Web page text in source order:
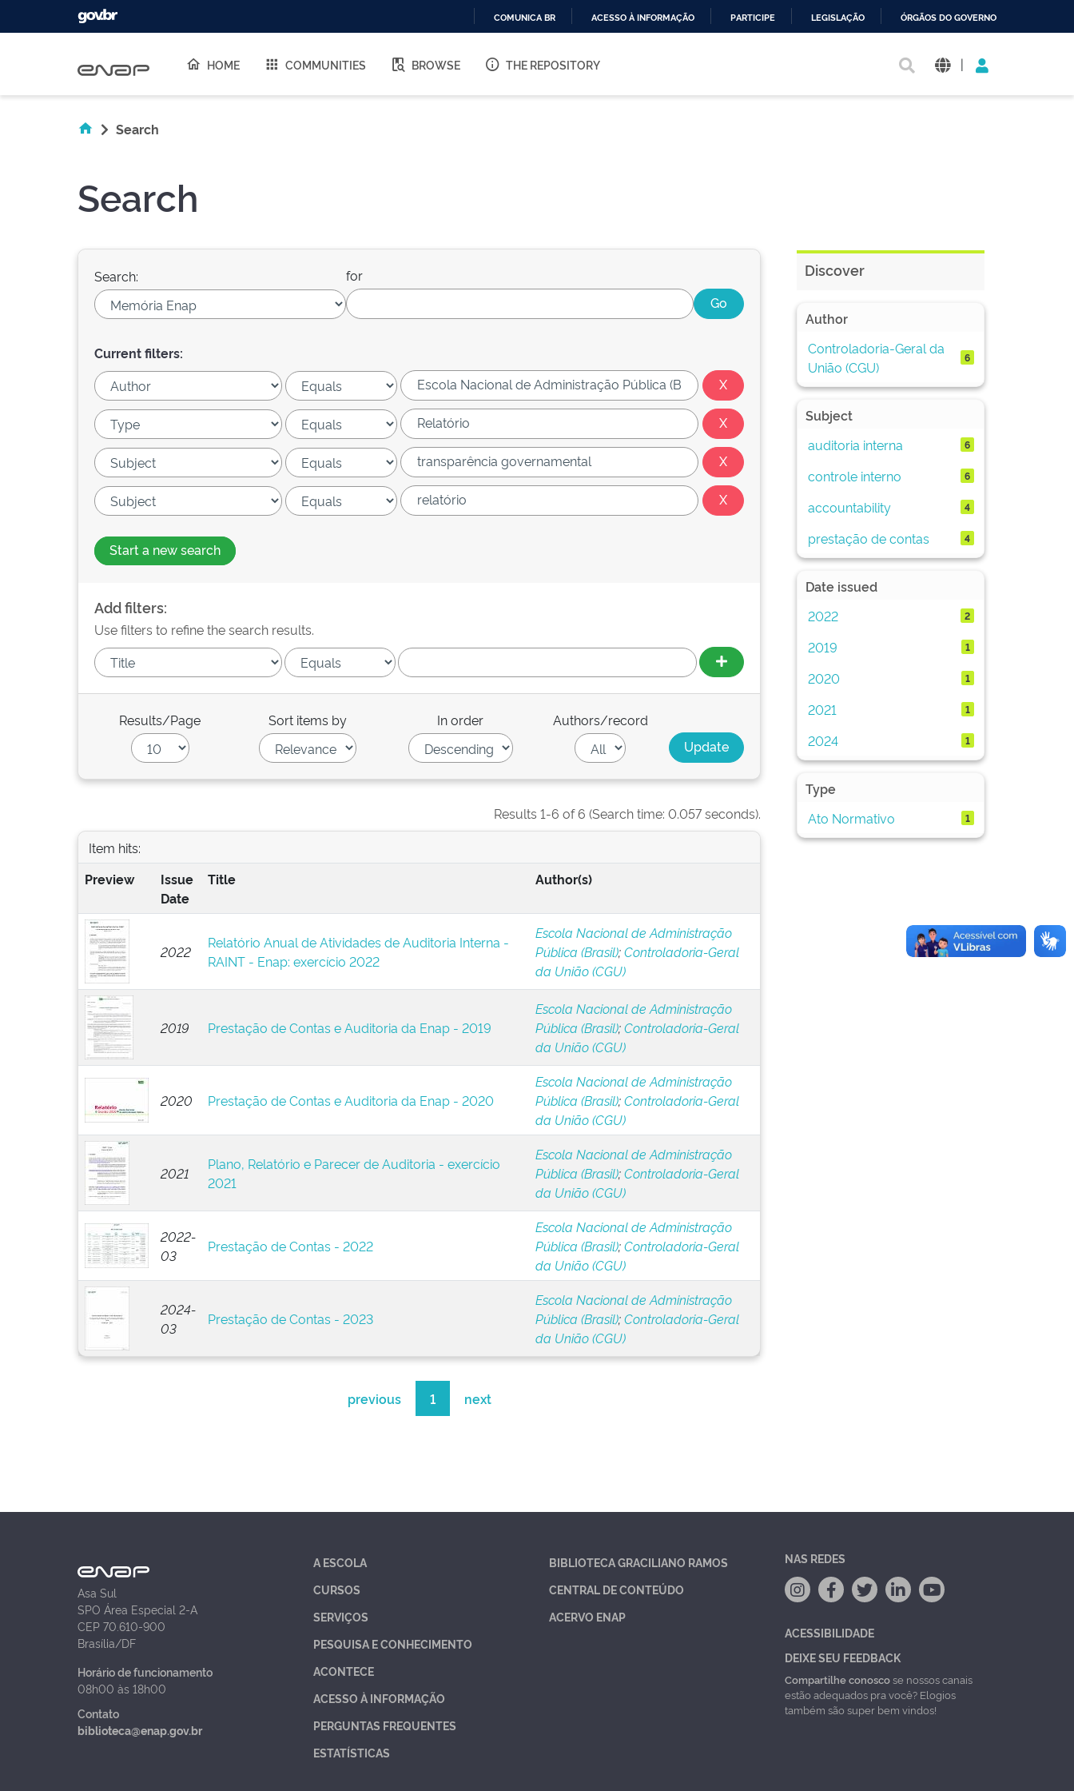
O
COMUNICA BR ACESSO À INFORMAÇÃO PARTICIPE LEGISLAÇÃO ÓRGÃOS DO GOVERNO
HOME COMMUNITIES BROWSE THE REPOSITORY |
Search
Search
Search: for
Current filters:
Start a new search
Add filters:
Use filters to refine the search results.
Results/Page Sort items by In order Authors/record
Results 1-6 of 6 (Search time: 0.057 seconds).
Item hits:
Preview
Issue
Date
Title Author(s)
2022
Relatório Anual de Atividades de Auditoria Interna -
RAINT - Enap: exercício 2022
Escola Nacional de Administração
Pública (Brasil);Controladoria-Geral
da União (CGU)
2019 Prestação de Contas e Auditoria da Enap - 2019
Escola Nacional de Administração
Pública (Brasil);Controladoria-Geral
da União (CGU)
2020 Prestação de Contas e Auditoria da Enap - 2020
Escola Nacional de Administração
Pública (Brasil);Controladoria-Geral
da União (CGU)
2021
Plano, Relatório e Parecer de Auditoria - exercício
2021
Escola Nacional de Administração
Pública (Brasil);Controladoria-Geral
da União (CGU)
2022-
03
Prestação de Contas - 2022
Escola Nacional de Administração
Pública (Brasil);Controladoria-Geral
da União (CGU)
2024-
03
Prestação de Contas - 2023
Escola Nacional de Administração
Pública (Brasil);Controladoria-Geral
da União (CGU)
previous 1 next
Discover
Author
Controladoria-Geral da
União (CGU)
6
Subject
auditoria interna
6
controle interno 6
accountability 4
prestação de contas 4
Date issued
2022
2
2019 1
2020 1
2021 1
2024 1
Type
Ato Normativo
1
Asa Sul
SPO Área Especial 2-A
CEP 70.610-900
Brasília/DF
Horário de funcionamento
08h00 às 18h00
Contato
biblioteca@enap.gov.br
A ESCOLA
CURSOS
SERVIÇOS
PESQUISA E CONHECIMENTO
ACONTECE
ACESSO À INFORMAÇÃO
PERGUNTAS FREQUENTES
ESTATÍSTICAS
BIBLIOTECA GRACILIANO RAMOS
CENTRAL DE CONTEÚDO
ACERVO ENAP
NAS REDES
ACESSIBILIDADE
DEIXE SEU FEEDBACK
Compartilhe conoscose nossos canais
estão adequados pra você? Elogios
também são super bem vindos!